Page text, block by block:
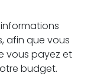
afin que vous
vous payez et
budget.